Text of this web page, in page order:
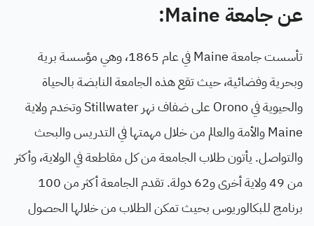
عن جامعة Maine:
تأسست جامعة Maine في عام 1865، وهي مؤسسة برية
وبحرية وفضائية، حيث تقع هذه الجامعة النابضة بالحياة
والحيوية في Orono على ضفاف نهر Stillwater وتخدم ولاية
Maine والأمة والعالم من خلال مهمتها في التدريس والبحث
والتواصل. يأتون طلاب الجامعة من كل مقاطعة في الولاية، وأكثر
من 49 ولاية أخرى و62 دولة. تقدم الجامعة أكثر من 100
برنامج للبكالوريوس بحيث تمكن الطلاب من خلالها الحصول